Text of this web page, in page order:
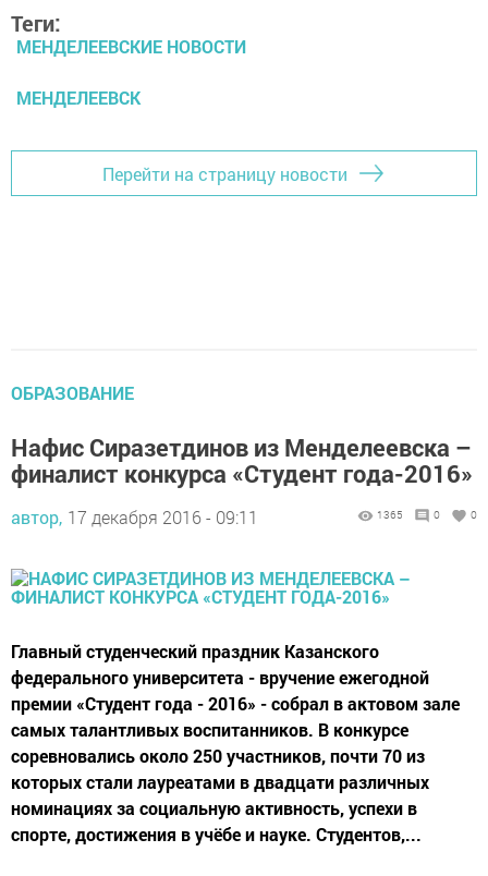
Теги:
МЕНДЕЛЕЕВСКИЕ НОВОСТИ
МЕНДЕЛЕЕВСК
Перейти на страницу новости
ОБРАЗОВАНИЕ
Нафис Сиразетдинов из Менделеевска –
финалист конкурса «Студент года-2016»
автор, 17 декабря 2016 - 09:11 1365 0 0
Главный студенческий праздник Казанского
федерального университета - вручение ежегодной
премии «Студент года - 2016» - собрал в актовом зале
самых талантливых воспитанников. В конкурсе
соревновались около 250 участников, почти 70 из
которых стали лауреатами в двадцати различных
номинациях за социальную активность, успехи в
спорте, достижения в учёбе и науке. Студентов,...